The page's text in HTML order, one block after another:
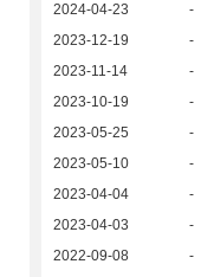
2024-04-23
-
2023-12-19
-
2023-11-14
-
2023-10-19
-
2023-05-25
-
2023-05-10
-
2023-04-04
-
2023-04-03
-
2022-09-08
-